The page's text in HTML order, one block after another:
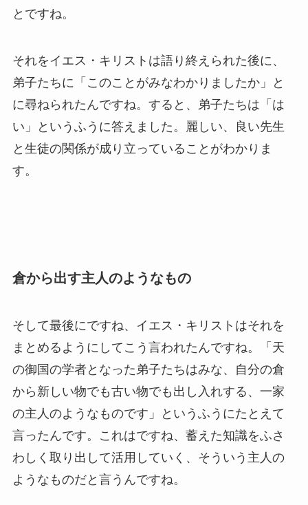
とですね。
それをイエス・キリストは語り終えられた後に、
弟子たちに「このことがみなわかりましたか」と
に尋ねられたんですね。すると、弟子たちは「は
い」というふうに答えました。麗しい、良い先生
と生徒の関係が成り立っていることがわかりま
す。
倉から出す主人のようなもの
そして最後にですね、イエス・キリストはそれを
まとめるようにしてこう言われたんですね。「天
の御国の学者となった弟子たちはみな、自分の倉
から新しい物でも古い物でも出し入れする、一家
の主人のようなものです」というふうにたとえて
言ったんです。これはですね、蓄えた知識をふさ
わしく取り出して活用していく、そういう主人の
ようなものだと言うんですね。